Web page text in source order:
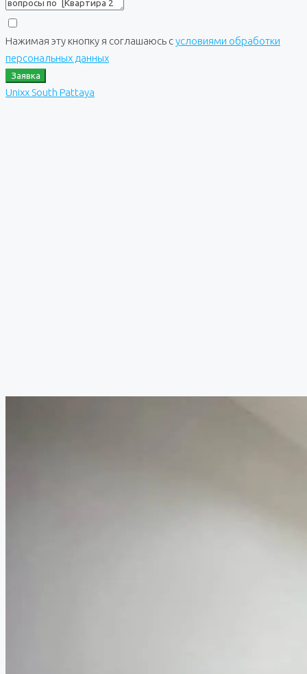
Нажимая эту кнопку я соглашаюсь сусловиями обработки
персональных данных
Заявка
Unixx South Pattaya